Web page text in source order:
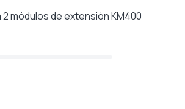
módulos de extensión KM400